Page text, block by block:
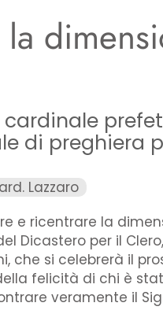
la
di preghiera
Lazzaro
e ricentrare la
Dicastero per il
che si celebrerà il
felicità di chi è
veramente il